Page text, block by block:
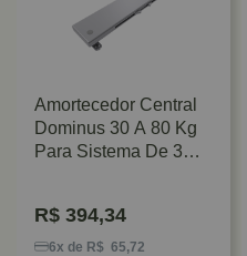
Amortecedor Central
Dominus 30 A 80 Kg
Para Sistema De 3
R$ 394,34
6x de R$ 65,72